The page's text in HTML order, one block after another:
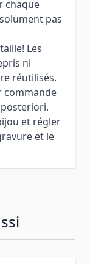
chaque
pas
Les
ni
réutilisés.
commande
et régler
et le